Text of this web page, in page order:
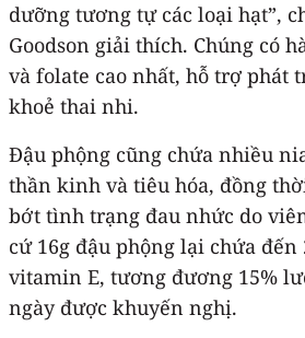
dưỡng tương tự các loại hạt”,
Goodson giải thích. Chúng có
và folate cao nhất, hỗ trợ phát
khoẻ thai nhi.
Đậu phộng cũng chứa nhiều
thần kinh và tiêu hóa, đồng
bớt tình trạng đau nhức do
cứ 16g đậu phộng lại chứa
vitamin E, tương đương 15%
ngày được khuyến nghị.